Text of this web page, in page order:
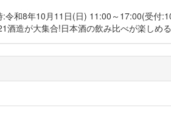
和8年10月11日(日) 11:00～17:00(受付
造が大集合!日本酒の飲み比べが楽しめ